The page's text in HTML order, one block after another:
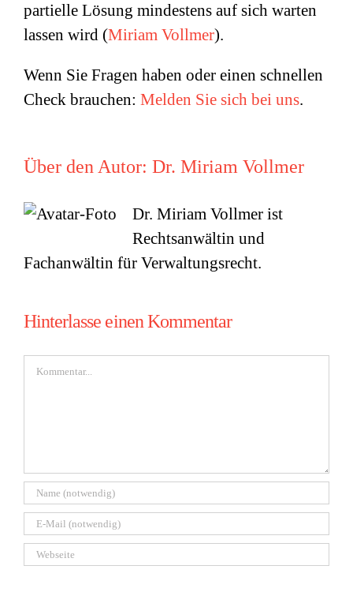
partielle Lösung mindestens auf sich warten
lassen wird (Miriam Vollmer).
Wenn Sie Fragen haben oder einen schnellen
Check brauchen: Melden Sie sich bei uns.
Über den Autor: Dr. Miriam Vollmer
Dr. Miriam Vollmer ist
Rechtsanwältin und
Fachanwältin für Verwaltungsrecht.
Hinterlasse einen Kommentar
Kommentar